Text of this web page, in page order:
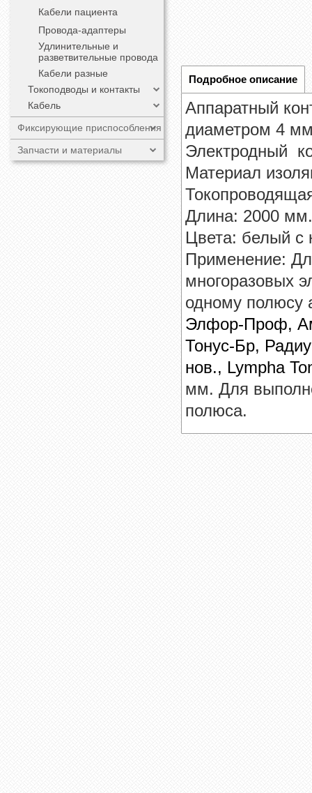
Кабели пациента
Провода-адаптеры
Удлинительные и
разветвительные провода
Кабели разные
Токоподводы и контакты
Кабель
Фиксирующие приспособления
Запчасти и материалы
Подробное описание
Аппаратный
диаметром 4
Электродный
Материал
Длина: 2000
Цвета: белый с
Применение:
многоразовых
одному полюсу
Элфор-Проф,
Тонус-Бр,
нов., Lympha
мм. Для
полюса.